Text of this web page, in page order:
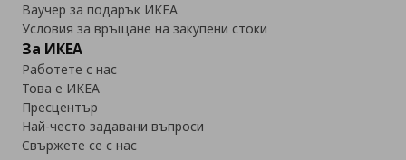
Ваучер за подарък ИКЕА
Условия за връщане на закупени стоки
За ИКЕА
Работете с нас
Това е ИКЕА
Пресцентър
Най-често задавани въпроси
Свържете се с нас